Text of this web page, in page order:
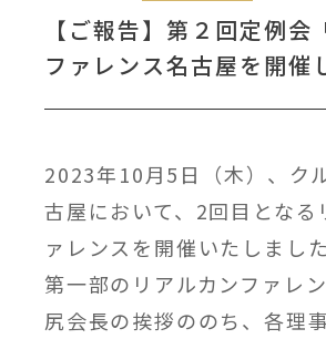
【ご報告】第２回定例会
ファレンス名古屋を開催
2023年10月5日（木）、ク
古屋において、2回目となる
ァレンスを開催いたしました
第一部のリアルカンファレ
尻会長の挨拶ののち、各理